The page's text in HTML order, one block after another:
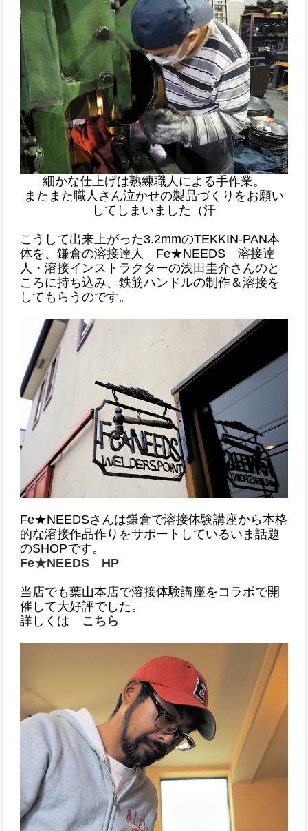
細かな仕上げは熟練職人による手作業。
またまた職人さん泣かせの製品づくりをお願い
してしまいました（汗
こうして出来上がった3.2mmのTEKKIN-PAN本
体を、鎌倉の溶接達人 Fe★NEEDS 溶接達
人・溶接インストラクターの浅田圭介さんのと
ころに持ち込み、鉄筋ハンドルの制作＆溶接を
してもらうのです。
Fe★NEEDSさんは鎌倉で溶接体験講座から本格
的な溶接作品作りをサポートしているいま話題
のSHOPです。
Fe★NEEDS HP
当店でも葉山本店で溶接体験講座をコラボで開
催して大好評でした。
詳しくは こちら